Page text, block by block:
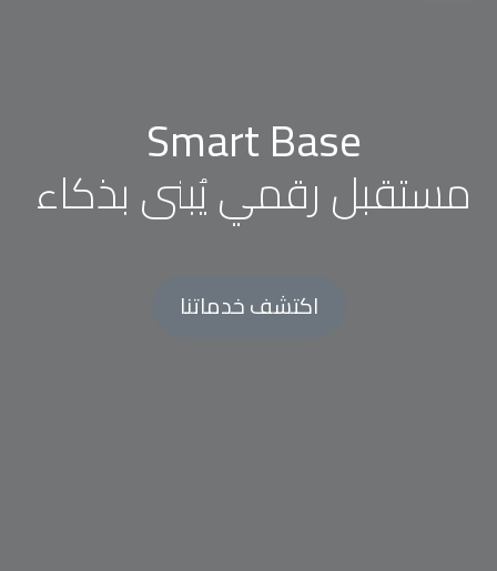
Smart Base
مستقبل رقمي يُبنى بذكاء
اكتشف خدماتنا